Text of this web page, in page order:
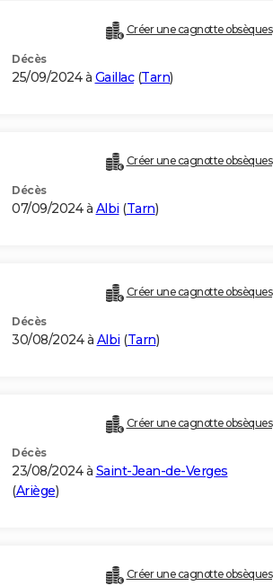
Créer une cagnotte obsèques
Décès
25/09/2024 à Gaillac(Tarn)
Créer une cagnotte obsèques
Décès
07/09/2024 à Albi (Tarn)
Créer une cagnotte obsèques
Décès
30/08/2024 à Albi (Tarn)
Créer une cagnotte obsèques
Décès
23/08/2024 à Saint-Jean-de-Verges
(Ariège)
Créer une cagnotte obsèques